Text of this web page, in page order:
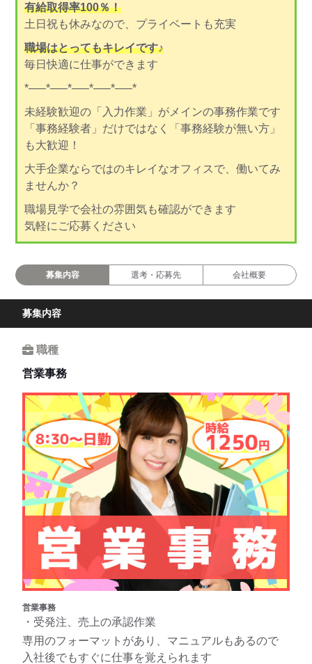
有給取得率100％！
土日祝も休みなので、プライベートも充実
職場はとってもキレイです♪
毎日快適に仕事ができます
*—–*—–*—–*—–*—–*
未経験歓迎の「入力作業」がメインの事務作業です
「事務経験者」だけではなく「事務経験が無い方」
も大歓迎！
大手企業ならではのキレイなオフィスで、働いてみ
ませんか？
職場見学で会社の雰囲気も確認ができます
気軽にご応募ください
募集内容 選考・応募先 会社概要
募集内容
職種
営業事務
営業事務
・受発注、売上の承認作業
専用のフォーマットがあり、マニュアルもあるので
入社後でもすぐに仕事を覚えられます